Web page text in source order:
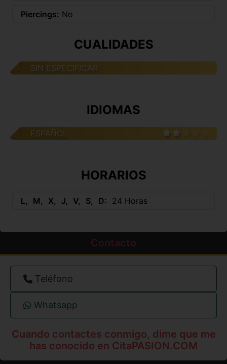
Piercings: No
CUALIDADES
SIN ESPECIFICAR
IDIOMAS
ESPAÑOL
HORARIOS
L M X J V S D 24 Horas
Contacto
Teléfono
Whatsapp
Cuando contactes conmigo, dime que me
has conocido en CitaPASION.COM